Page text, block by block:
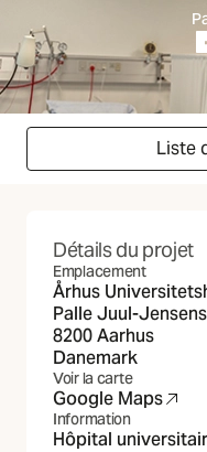
Liste
Détails du projet
Emplacement
Århus
Palle Juul-
8200 Aarhus
Danemark
Voir la carte
Google Maps
(S'ouvre dans un
Information
Hôpital